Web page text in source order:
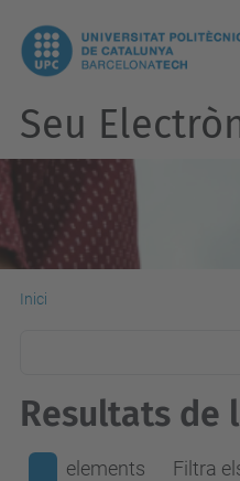
Seu
Inici
Resultats de
elements
Filtra